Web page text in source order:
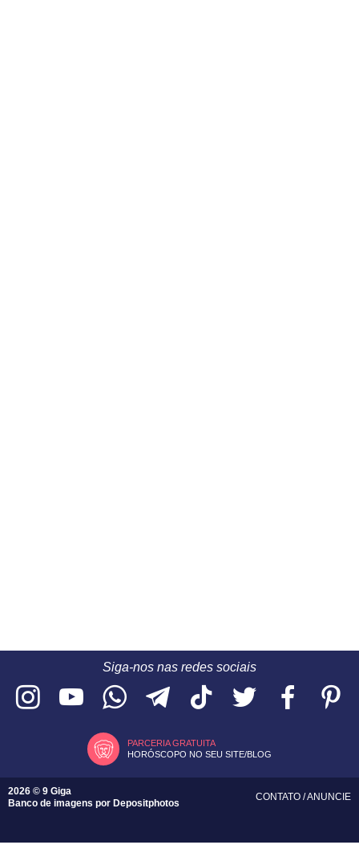
Siga-nos nas redes sociais
PARCERIA GRATUITA
HORÓSCOPO NO SEU SITE/BLOG
2026 © 9 Giga
Banco de imagens por Depositphotos
CONTATO /ANUNCIE